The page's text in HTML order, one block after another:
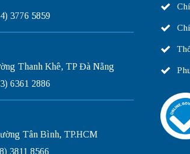
3776 5859
Thanh Khê, TP Đà Nẵng
6361 2886
Tân Bình, TP.HCM
3811 8566